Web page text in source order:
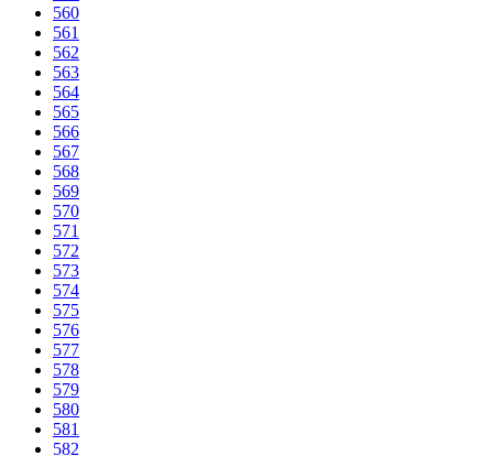
560
561
562
563
564
565
566
567
568
569
570
571
572
573
574
575
576
577
578
579
580
581
582